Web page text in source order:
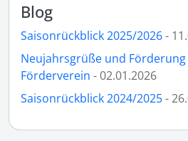
Blog
Saisonrückblick 2025/2026-
Neujahrsgrüße und
Förderverein - 02.01.2026
Saisonrückblick 2024/2025-